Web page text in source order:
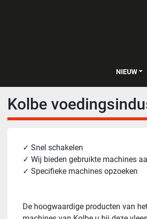
NIEUW
Kolbe
✓ Snel schakelen
✓ Wij bieden gebruikte machines
✓ Specifieke machines opzoeken
De hoogwaardige producten van